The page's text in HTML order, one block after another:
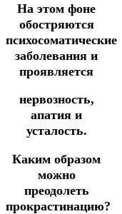
На этом фоне
обостряются
психосоматические
заболевания и
проявляется
нервозность,
апатия и
усталость.
Каким образом
можно
преодолеть
прокрастинацию?